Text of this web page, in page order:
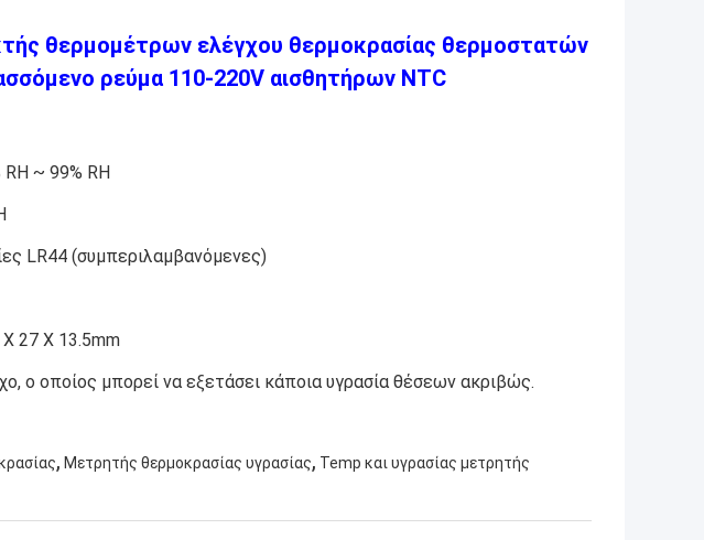
θερμομέτρων ελέγχου θερμοκρασίας θερμοστατών
ρεύμα 110-220V αισθητήρων NTC
~ 99% RH
LR44 (συμπεριλαμβανόμενες)
27 X 13.5mm
ο οποίος μπορεί να εξετάσει κάποια υγρασία θέσεων ακριβώς.
, Μετρητής θερμοκρασίας υγρασίας, Temp και υγρασίας μετρητής